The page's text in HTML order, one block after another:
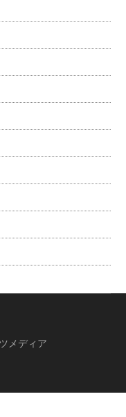
メディア